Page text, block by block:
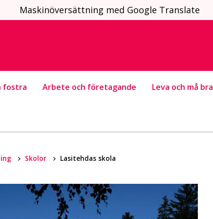
Maskinöversättning med Google Translate
fostra Arbete och företagande Leva och må bra
Skolor Lasitehdas skola